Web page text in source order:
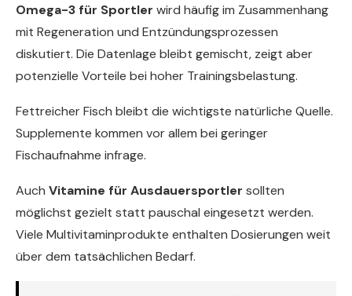
Omega-3 für Sportler wird häufig im Zusammenhang
mit Regeneration und Entzündungsprozessen
diskutiert. Die Datenlage bleibt gemischt, zeigt aber
potenzielle Vorteile bei hoher Trainingsbelastung.
Fettreicher Fisch bleibt die wichtigste natürliche Quelle.
Supplemente kommen vor allem bei geringer
Fischaufnahme infrage.
Auch Vitamine für Ausdauersportler sollten
möglichst gezielt statt pauschal eingesetzt werden.
Viele Multivitaminprodukte enthalten Dosierungen weit
über dem tatsächlichen Bedarf.